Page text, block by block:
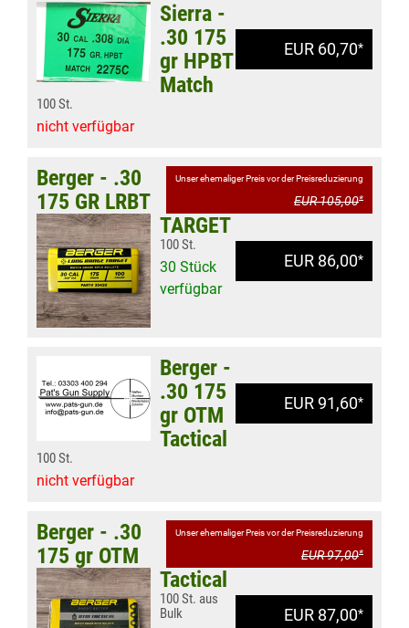
EUR 60,70*
Sierra -
.30 175
gr HPBT
Match
100 St.
nicht verfügbar
Unser ehemaliger Preis vor der Preisreduzierung
EUR 105,00*
EUR 86,00*
Berger - .30
175 GR LRBT
TARGET
100 St.
30 Stück
verfügbar
EUR 91,60*
Berger -
.30 175
gr OTM
Tactical
100 St.
nicht verfügbar
Unser ehemaliger Preis vor der Preisreduzierung
EUR 97,00*
EUR 87,00*
Berger - .30
175 gr OTM
Tactical
100 St. aus
Bulk